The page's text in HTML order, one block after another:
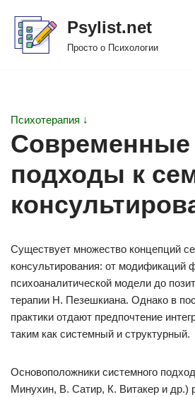
Перейти
Psylist.net
Просто о Психологии
Психотерапия ↓
Современные
подходы к
Существует множество концепций
консультирования: от модификаций
психоаналитической модели до
терапии Н. Пезешкиана. Однако в
практики отдают предпочтение
таким как системный и структурный.
Основоположники системного
Минухин, В. Сатир, К. Витакер и др.)